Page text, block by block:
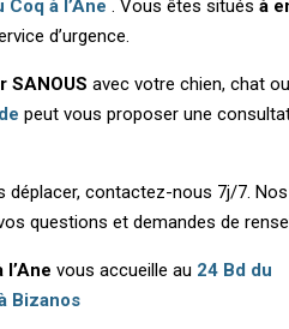
à l’Ane . Vous êtes situésà
d’urgence.
SANOUS avec votre chien, chat
peut vous proposer une
déplacer, contactez-nous 7j/7.
questions et demandes de
vous accueille au 24 Bd du
Bizanos